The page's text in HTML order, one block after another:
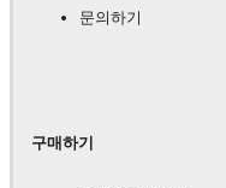
문의하기
구매하기